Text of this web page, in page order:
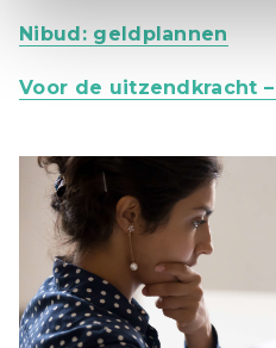
Nibud: geldplannen
Voor de uitzendkracht